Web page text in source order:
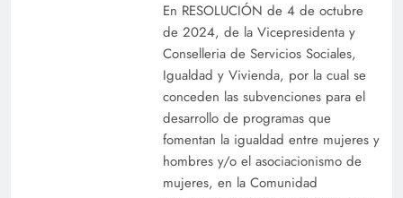
En RESOLUCIÓN de 4 de octubre
de 2024, de la Vicepresidenta y
Conselleria de Servicios Sociales,
Igualdad y Vivienda, por la cual se
conceden las subvenciones para el
desarrollo de programas que
fomentan la igualdad entre mujeres y
hombres y/o el asociacionismo de
mujeres, en la Comunidad